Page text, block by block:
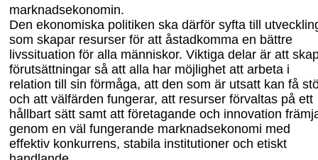
marknadsekonomin.
Den ekonomiska politiken ska därför syfta till
som skapar resurser för att åstadkomma en bättre
livssituation för alla människor. Viktiga delar är att
förutsättningar så att alla har möjlighet att arbeta i
relation till sin förmåga, att den som är utsatt kan få
och att välfärden fungerar, att resurser förvaltas på ett
hållbart sätt samt att företagande och innovation
genom en väl fungerande marknadsekonomi med
effektiv konkurrens, stabila institutioner och etiskt